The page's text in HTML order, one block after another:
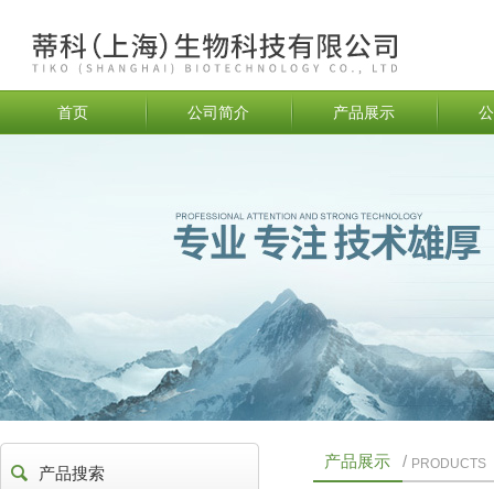
首页 公司简介 产品展示
产品搜索
产品展示 / PRODUCTS